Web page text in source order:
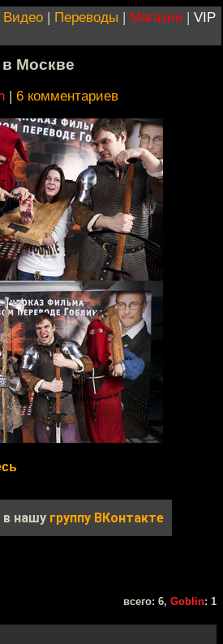
Видео | Переводы | Магазин | VIP
Москве
| 6 комментариев
в нашу группу ВКонтакте
всего: 6, Goblin: 1